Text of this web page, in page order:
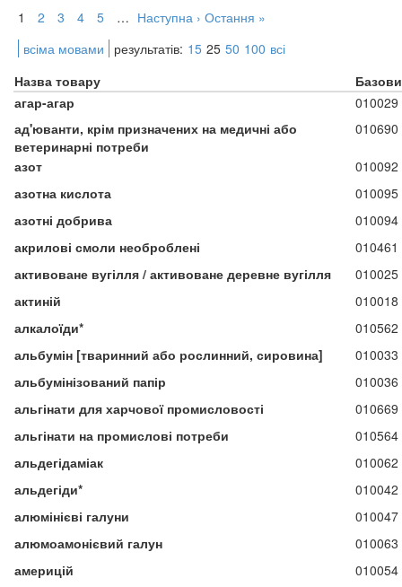
1
2 3 4 5 … Наступна › Остання »
всіма мовами
результатів: 15 25 50 100 всі
Назва товару
агар-агар
010029
ад'юванти, крім призначених на медичні або
ветеринарні потреби
010690
азот
010092
азотна кислота
010095
азотні добрива
010094
акрилові смоли необроблені
010461
активоване вугілля / активоване деревне вугілля
010025
актиній
010018
алкалоїди*
010562
альбумін [тваринний або рослинний, сировина]
010033
альбумінізований папір
010036
альгінати для харчової промисловості
010669
альгінати на промислові потреби
010564
альдегідаміак
010062
альдегіди*
010042
алюмінієві галуни
010047
алюмоамонієвий галун
010063
америцій
010054